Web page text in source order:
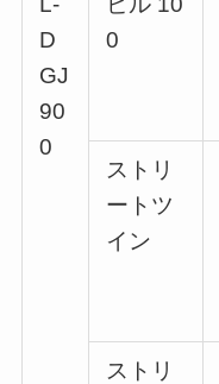
D
GJ
90
0
0
ストリ
ートツ
イン
ストリ